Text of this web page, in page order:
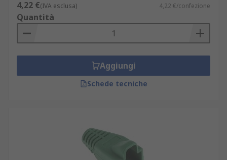
4,22 €(IVA esclusa) 4,22 €/confezione
Quantità
Aggiungi
Schede tecniche